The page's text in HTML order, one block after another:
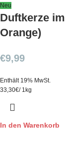
Neu
Duftkerze
Orange)
€9,99
Enthält 19% MwSt.
33,30€/ 1kg
In den Warenkorb